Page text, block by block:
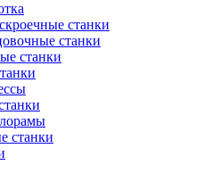
станки
станки
станки
станки